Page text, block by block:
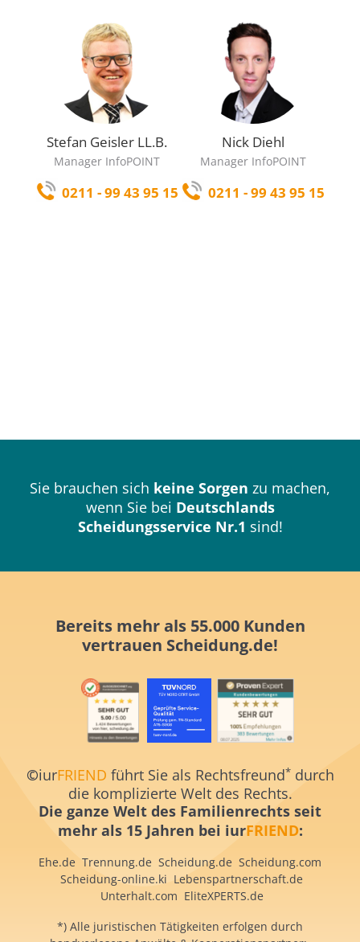
Stefan Geisler LL.B.
Manager InfoPOINT
0211 - 99 43 95 15
Nick Diehl
Manager InfoPOINT
0211 - 99 43 95 15
Sie brauchen sich keine Sorgen zu machen,
wenn Sie bei Deutschlands
Scheidungsservice Nr.1 sind!
Bereits mehr als 55.000 Kunden
vertrauen Scheidung.de!
©iurFRIEND führt Sie als Rechtsfreund*durch
die komplizierte Welt des Rechts.
Die ganze Welt des Familienrechts seit
mehr als 15 Jahren bei iurFRIEND:
Ehe.de Trennung.de Scheidung.de Scheidung.com
Scheidung-online.ki Lebenspartnerschaft.de
Unterhalt.com EliteXPERTS.de
*) Alle juristischen Tätigkeiten erfolgen durch